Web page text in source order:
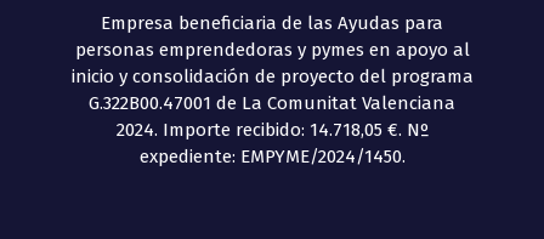
Empresa beneficiaria de las Ayudas para
personas emprendedoras y pymes en apoyo al
inicio y consolidación de proyecto del programa
G.322B00.47001 de La Comunitat Valenciana
2024. Importe recibido: 14.718,05 €. Nº
expediente: EMPYME/2024/1450.